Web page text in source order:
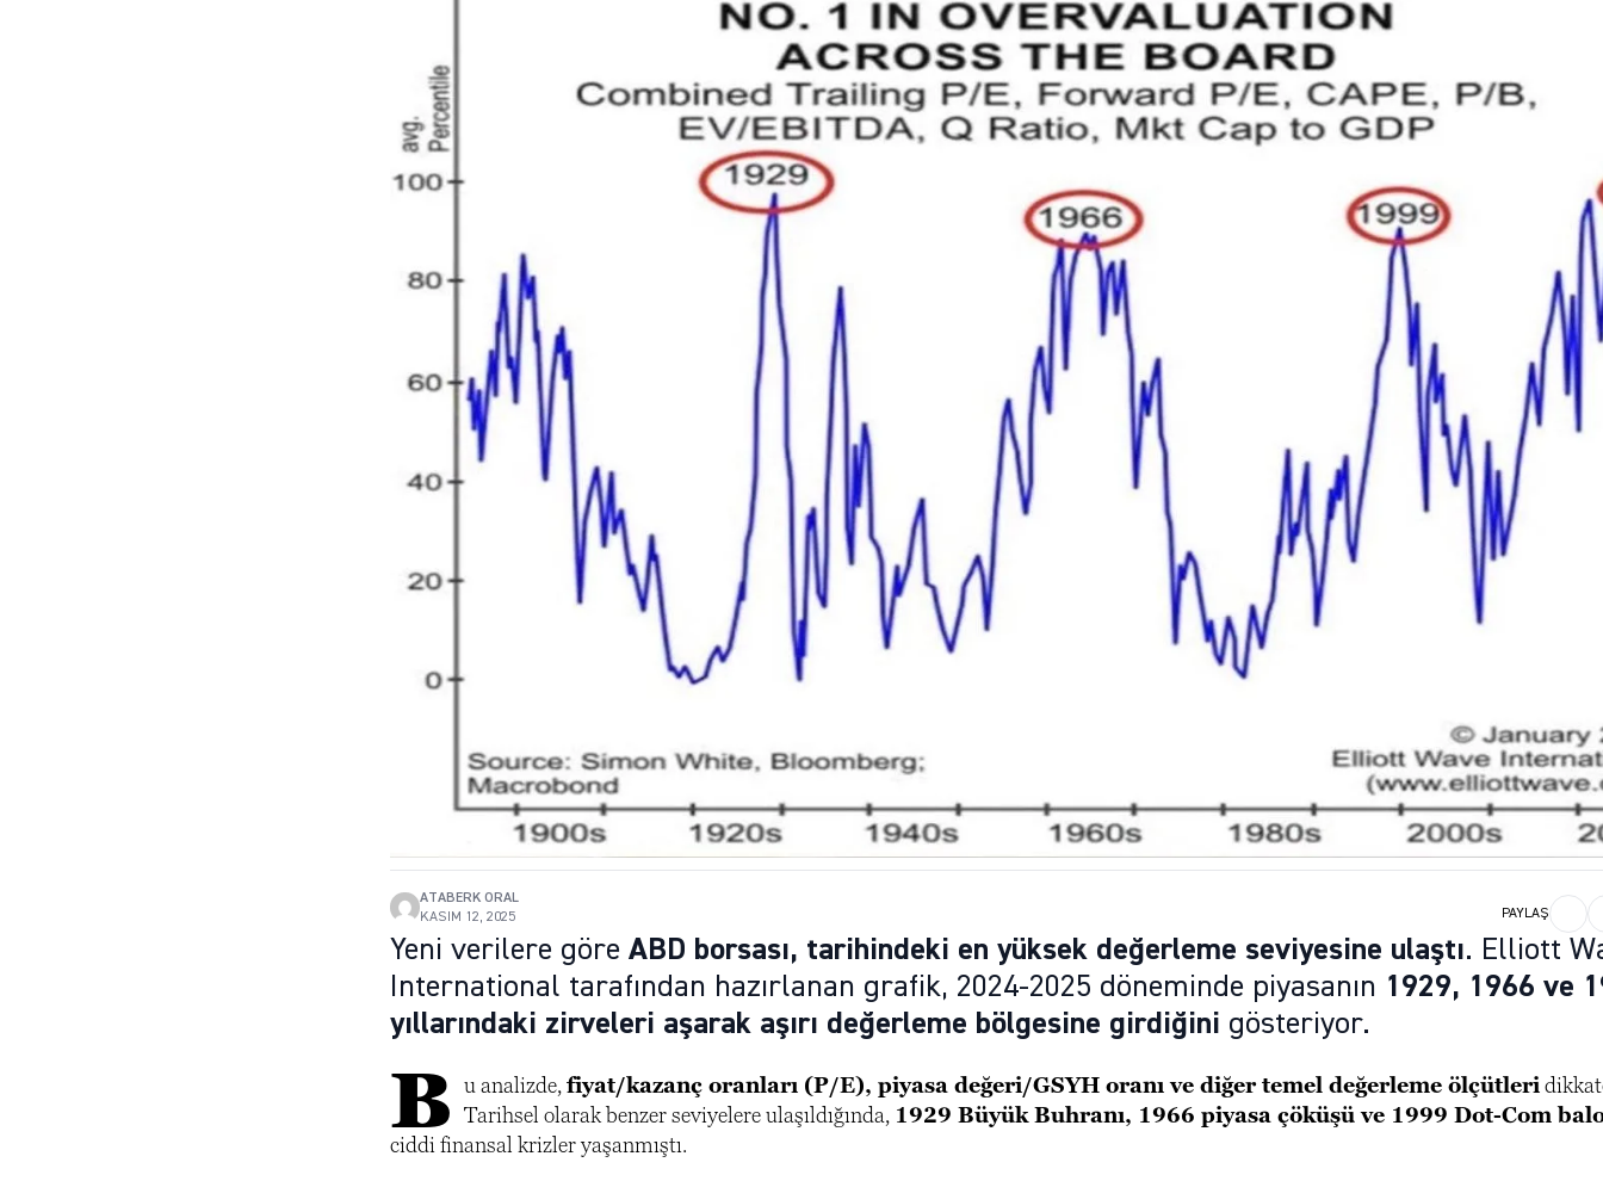
ATABERK ORAL
KASIM 12, 2025
PAYLAŞ
Yeni verilere göre ABD borsası, tarihindeki en yüksek değerleme seviyesine ulaştı. Elliott
International tarafından hazırlanan grafik, 2024-2025 döneminde piyasanın 1929, 1966 ve
yıllarındaki zirveleri aşarak aşırı değerleme bölgesine girdiğini gösteriyor.
B u analizde,fiyat/kazanç oranları (P/E), piyasa değeri/GSYH oranı ve diğer temel değerleme ölçütleri
Tarihsel olarak benzer seviyelere ulaşıldığında, 1929 Büyük Buhranı, 1966 piyasa çöküşü ve 1999 Dot-Com
ciddi finansal krizler yaşanmıştı.